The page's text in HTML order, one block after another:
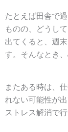
たとえば田舎で
ものの、どうし
出てくると、週
す。そんなとき
またある時は、
れない可能性が
ストレス解消で